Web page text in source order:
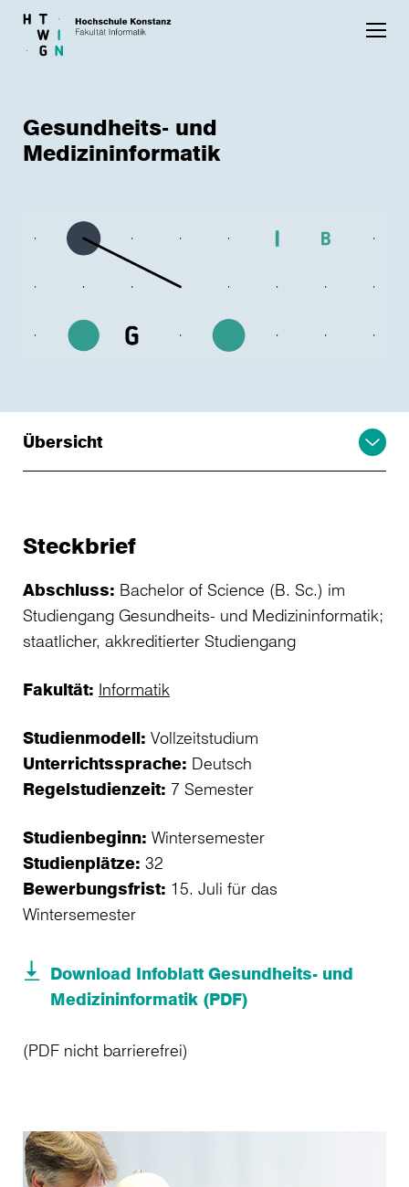
Skip to main content
Gesundheits- und
Medizininformatik
Übersicht
Steckbrief
Abschluss: Bachelor of Science (B. Sc.) im
Studiengang Gesundheits- und Medizininformatik;
staatlicher, akkreditierter Studiengang
Fakultät: Informatik
Studienmodell: Vollzeitstudium
Unterrichtssprache: Deutsch
Regelstudienzeit: 7 Semester
Studienbeginn: Wintersemester
Studienplätze: 32
Bewerbungsfrist: 15. Juli für das
Wintersemester
Download Infoblatt Gesundheits- und
Medizininformatik (PDF)
(PDF nicht barrierefrei)